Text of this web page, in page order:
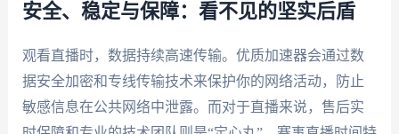
安全、稳定与保障：看不见的坚实后盾
观看直播时，数据持续高速传输。优质加速器会通过数
据安全加密和专线传输技术来保护你的网络活动，防止
敏感信息在公共网络中泄露。而对于直播来说，售后实